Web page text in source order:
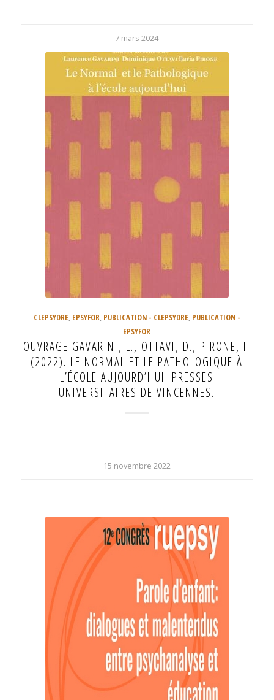
7 mars 2024
CLEPSYDRE, EPSYFOR, PUBLICATION - CLEPSYDRE, PUBLICATION -
EPSYFOR
OUVRAGE GAVARINI, L., OTTAVI, D., PIRONE, I.
(2022). LE NORMAL ET LE PATHOLOGIQUE À
L’ÉCOLE AUJOURD’HUI. PRESSES
UNIVERSITAIRES DE VINCENNES.
15 novembre 2022